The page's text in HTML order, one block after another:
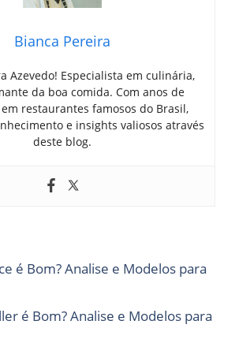
Bianca Pereira
Azevedo! Especialista em culinária,
da boa comida. Com anos de
restaurantes famosos do Brasil,
e insights valiosos através
deste blog.
é Bom? Analise e Modelos para
é Bom? Analise e Modelos para